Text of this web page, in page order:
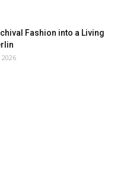
Fashion into a Living